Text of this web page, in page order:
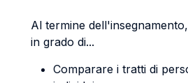
Al termine
in grado di...
Comparare i tratti di